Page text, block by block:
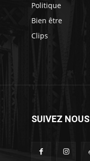
Politique
Bien être
Clips
SUIVEZ NOUS